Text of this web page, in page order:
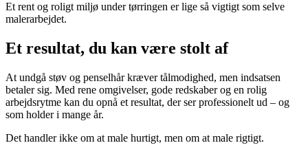
Et rent og roligt miljø under tørringen er lige så vigtigt som selve
malerarbejdet.
Et resultat, du kan være stolt af
At undgå støv og penselhår kræver tålmodighed, men indsatsen
betaler sig. Med rene omgivelser, gode redskaber og en rolig
arbejdsrytme kan du opnå et resultat, der ser professionelt ud – og
som holder i mange år.
Det handler ikke om at male hurtigt, men om at male rigtigt.